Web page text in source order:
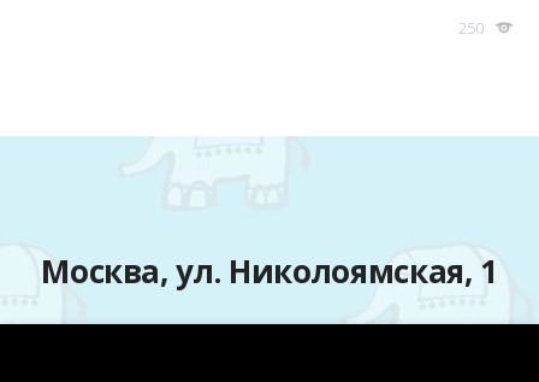
250
Москва, ул. Николоямская, 1